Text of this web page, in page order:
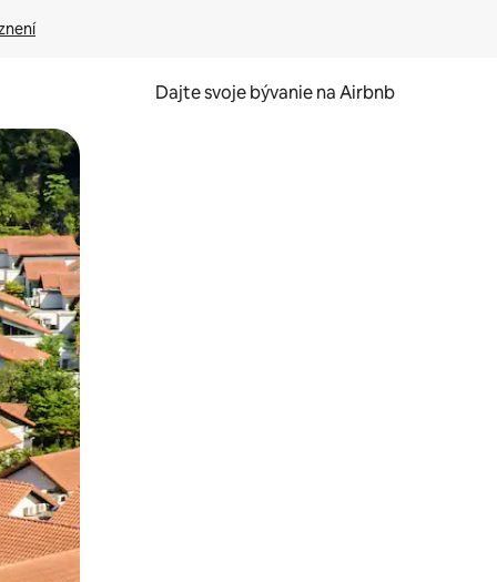
Dajte svoje bývanie na Airbnb
pomocou dotykových gest či potiahnutia prstom.